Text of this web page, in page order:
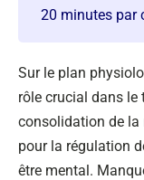
20 minutes par
Sur le plan
rôle crucial dans le
consolidation de la
pour la régulation
être mental.